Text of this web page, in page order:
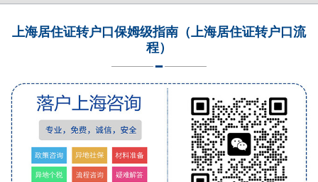
上海居住证转户口保姆级指南（上海居住证转户口流
程）